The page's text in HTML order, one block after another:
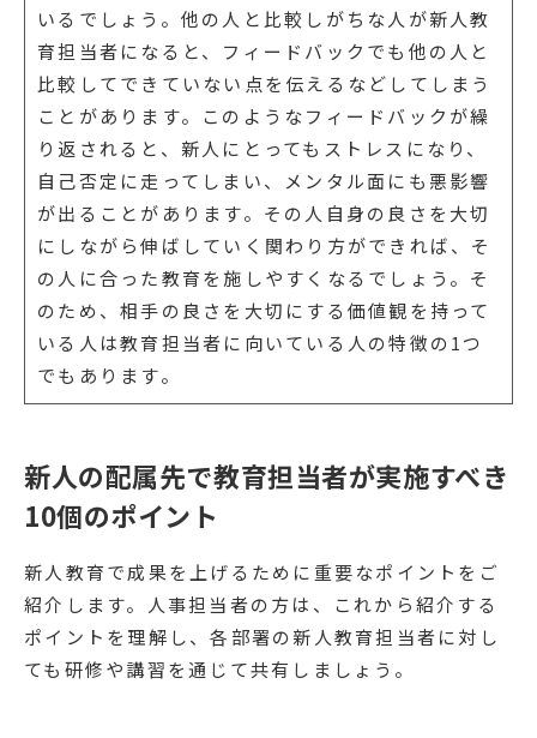
いるでしょう。他の人と比較しがちな人が新人教
育担当者になると、フィードバックでも他の人と
比較してできていない点を伝えるなどしてしまう
ことがあります。このようなフィードバックが繰
り返されると、新人にとってもストレスになり、
自己否定に走ってしまい、メンタル面にも悪影響
が出ることがあります。その人自身の良さを大切
にしながら伸ばしていく関わり方ができれば、そ
の人に合った教育を施しやすくなるでしょう。そ
のため、相手の良さを大切にする価値観を持って
いる人は教育担当者に向いている人の特徴の1つ
でもあります。
新人の配属先で教育担当者が実施すべき
10個のポイント
新人教育で成果を上げるために重要なポイントをご
紹介します。人事担当者の方は、これから紹介する
ポイントを理解し、各部署の新人教育担当者に対し
ても研修や講習を通じて共有しましょう。